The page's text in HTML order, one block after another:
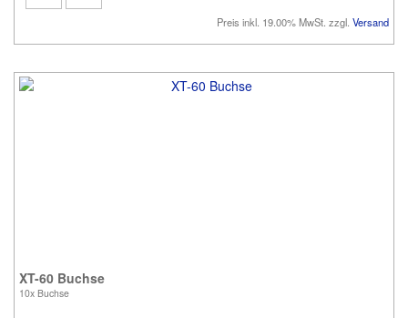
Preis inkl. 19.00% MwSt. zzgl. Versand
XT-60 Buchse
10x Buchse